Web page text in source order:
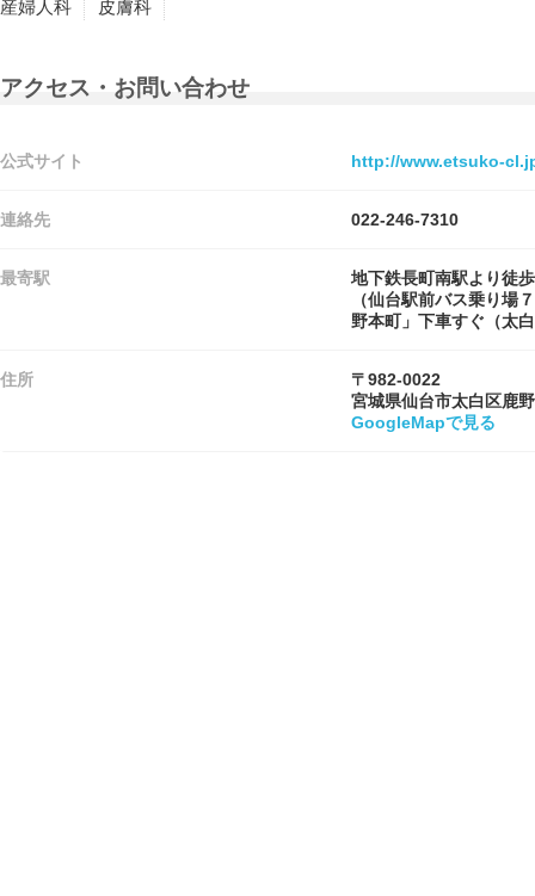
産婦人科 皮膚科
アクセス・お問い合わせ
公式サイト http://www.etsuko-
連絡先 022-246-7310
最寄駅
地下鉄長町南駅より徒
（仙台駅前バス乗り場
野本町」下車すぐ（太
住所
〒982-0022
宮城県仙台市太白区鹿
GoogleMapで見る